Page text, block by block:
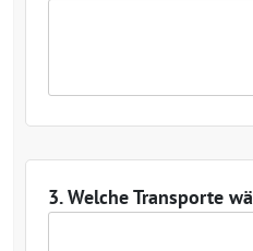
3. Welche Transporte